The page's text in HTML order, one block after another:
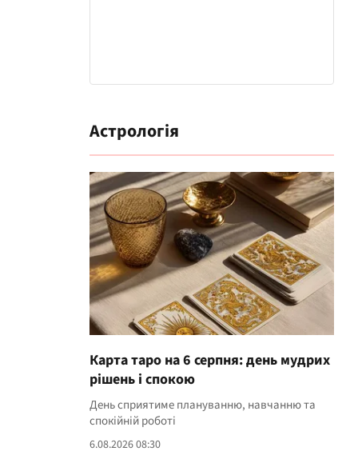
Астрологія
Карта таро на 6 серпня: день мудрих
рішень і спокою
День сприятиме плануванню, навчанню та
спокійній роботі
6.08.2026 08:30